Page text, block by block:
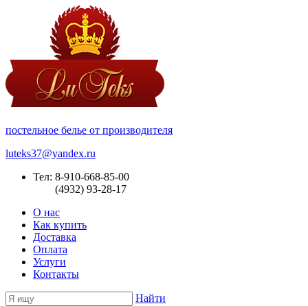
постельное белье от производителя
luteks37@yandex.ru
Тел: 8-910-668-85-00
(4932) 93-28-17
О нас
Как купить
Доставка
Оплата
Услуги
Контакты
Найти